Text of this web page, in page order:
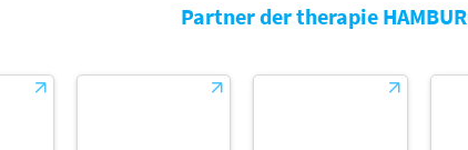
Partner der therapie